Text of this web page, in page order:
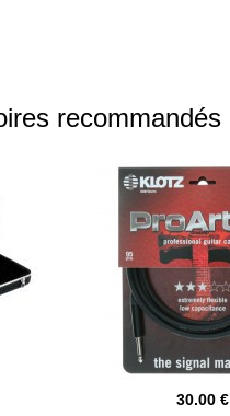
recommandés
30.00